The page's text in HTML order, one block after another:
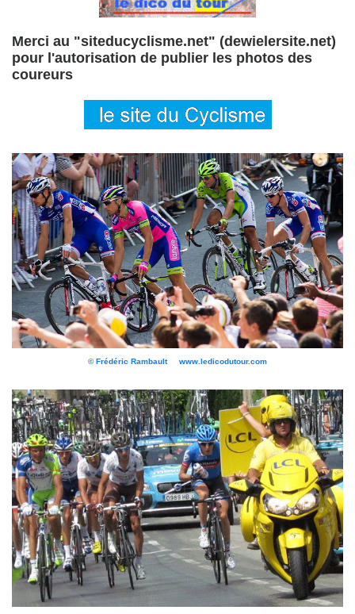
Merci au "siteducyclisme.net" (dewielersite.net)
pour l'autorisation de publier les photos des
coureurs
© Frédéric Rambault www.ledicodutour.com